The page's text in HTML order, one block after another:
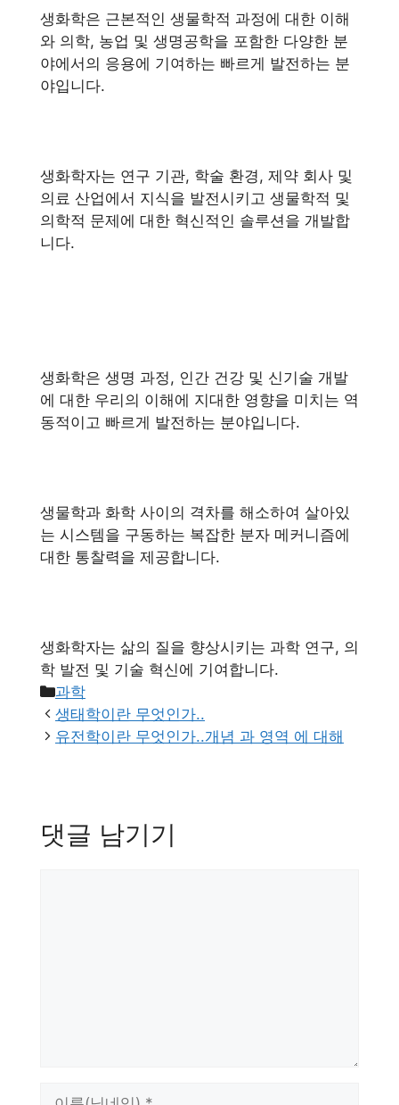
생화학은 근본적인 생물학적 과정에 대한 이해
와 의학, 농업 및 생명공학을 포함한 다양한 분
야에서의 응용에 기여하는 빠르게 발전하는 분
야입니다.
생화학자는 연구 기관, 학술 환경, 제약 회사 및
의료 산업에서 지식을 발전시키고 생물학적 및
의학적 문제에 대한 혁신적인 솔루션을 개발합
니다.
생화학은 생명 과정, 인간 건강 및 신기술 개발
에 대한 우리의 이해에 지대한 영향을 미치는 역
동적이고 빠르게 발전하는 분야입니다.
생물학과 화학 사이의 격차를 해소하여 살아있
는 시스템을 구동하는 복잡한 분자 메커니즘에
대한 통찰력을 제공합니다.
생화학자는 삶의 질을 향상시키는 과학 연구, 의
학 발전 및 기술 혁신에 기여합니다.
카
테
고
과학
생태학이란 무엇인가..
유전학이란 무엇인가..개념 과 영역 에 대해
댓글 남기기